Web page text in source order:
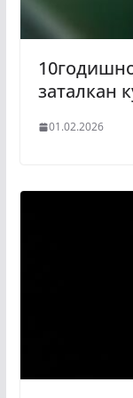
заталкан
01.02.2026